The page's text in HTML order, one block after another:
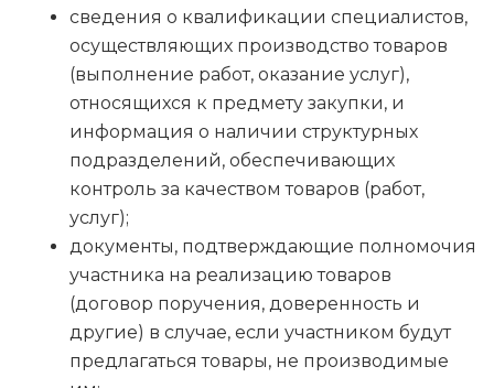
сведения о квалификации специалистов,
осуществляющих производство товаров
(выполнение работ, оказание услуг),
относящихся к предмету закупки, и
информация о наличии структурных
подразделений, обеспечивающих
контроль за качеством товаров (работ,
услуг);
документы, подтверждающие полномочия
участника на реализацию товаров
(договор поручения, доверенность и
другие) в случае, если участником будут
предлагаться товары, не производимые